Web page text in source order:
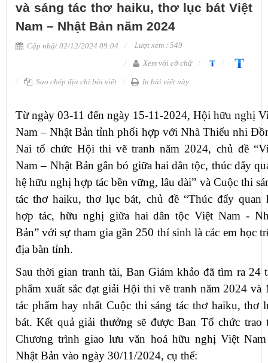
và sáng tác thơ haiku, thơ lục bát Việt
Nam – Nhật Bản năm 2024
Cập nhật 02/12/2024 09:04
Lượt xem : 549
Xem với cỡ chữ
Sao chép địa chỉ bài viết In bài viết này
Từ ngày 03-11 đến ngày 15-11-2024, Hội hữu nghị
Nam – Nhật Bản tỉnh phối hợp với Nhà Thiếu nhi
Nai tổ chức Hội thi vẽ tranh năm 2024, chủ đề
Nam – Nhật Bản gắn bó giữa hai dân tộc, thúc đẩy
hệ hữu nghị hợp tác bền vững, lâu dài” và Cuộc thi
tác thơ haiku, thơ lục bát, chủ đề “Thúc đẩy quan
hợp tác, hữu nghị giữa hai dân tộc Việt Nam -
Bản” với sự tham gia gần 250 thí sinh là các em học
địa bàn tỉnh.
Sau thời gian tranh tài, Ban Giám khảo đã tìm ra 24
phẩm xuất sắc đạt giải Hội thi vẽ tranh năm 2024 và
tác phẩm hay nhất Cuộc thi sáng tác thơ haiku, thơ
bát. Kết quả giải thưởng sẽ được Ban Tổ chức trao
Chương trình giao lưu văn hoá hữu nghị Việt
Nhật Bản vào ngày 30/11/2024, cụ thể: